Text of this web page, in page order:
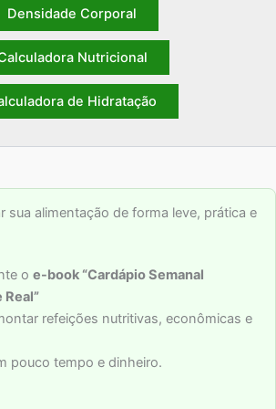
Densidade Corporal
Nutricional
de Hidratação
sua alimentação de forma leve, prática e
o e-book “Cardápio Semanal
refeições nutritivas, econômicas e
pouco tempo e dinheiro.